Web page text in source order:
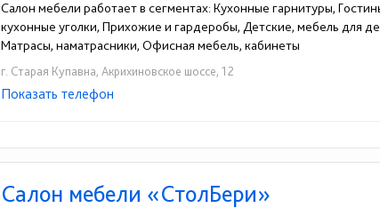
Салон мебели работает в сегментах: Кухонные гарнитуры,
кухонные уголки, Прихожие и гардеробы, Детские, мебель
Матрасы, наматрасники, Офисная мебель, кабинеты
г. Старая Купавна, Акрихиновское шоссе, 12
☎+7 (915) 433-99-50
Показать телефон
Салон мебели «СтолБери»